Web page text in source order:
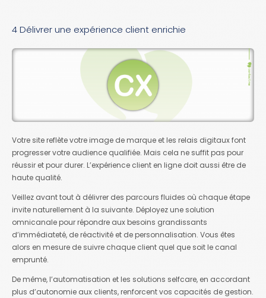
4 Délivrer une expérience client enrichie
Votre site reflète votre image de marque et les relais digitaux font
progresser votre audience qualifiée. Mais cela ne suffit pas pour
réussir et pour durer. L’expérience client en ligne doit aussi être de
haute qualité.
Veillez avant tout à délivrer des parcours fluides où chaque étape
invite naturellement à la suivante. Déployez une solution
omnicanale pour répondre aux besoins grandissants
d’immédiateté, de réactivité et de personnalisation. Vous êtes
alors en mesure de suivre chaque client quel que soit le canal
emprunté.
De même, l’automatisation et les solutions selfcare, en accordant
plus d’autonomie aux clients, renforcent vos capacités de gestion.